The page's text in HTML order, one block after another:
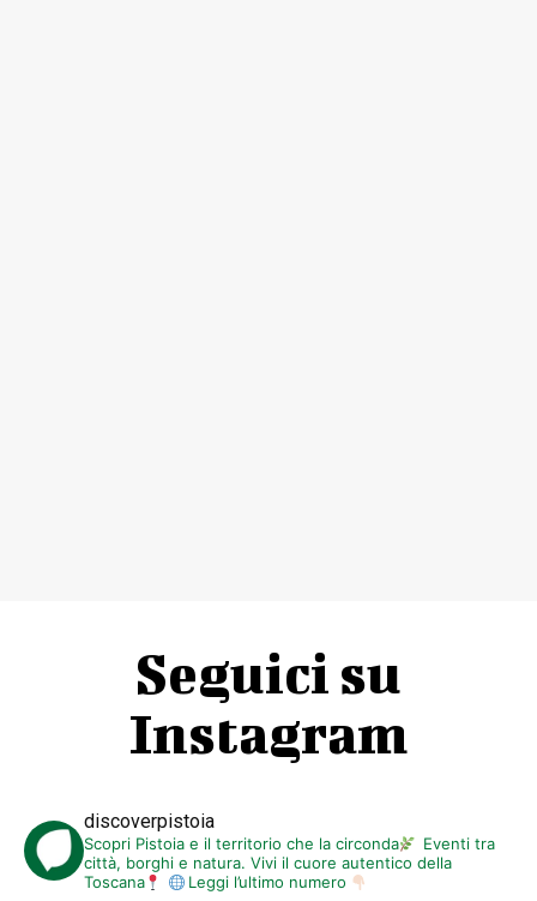
Seguici su
Instagram
discoverpistoia
Scopri Pistoia e il territorio che la circonda
Eventi tra
città, borghi e natura. Vivi il cuore autentico della
Toscana
Leggi l’ultimo numero